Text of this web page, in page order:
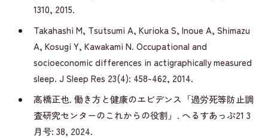
1310, 2015.
Takahashi M, Tsutsumi A, Kurioka S, Inoue A, Shimazu
A, Kosugi Y, Kawakami N. Occupational and
socioeconomic differences in actigraphically measured
sleep. J Sleep Res 23(4): 458-462, 2014.
高橋正也. 働き方と健康のエビデンス「過労死等防止調
査研究センターのこれからの役割」. へるすあっぷ21 3
月号: 38, 2024.